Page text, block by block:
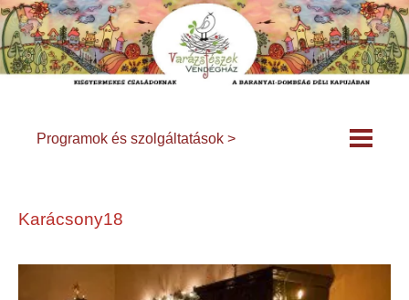
Programok és szolgáltatások >
Karácsony18